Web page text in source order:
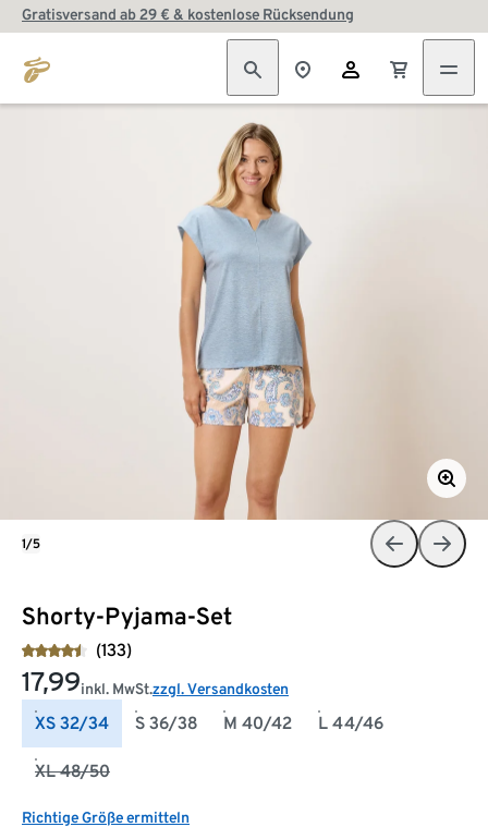
Gratisversand ab 29 € & kostenlose Rücksendung
Shorty-Pyjama-Set
(133)
17,99inkl. MwSt.zzgl. Versandkosten
XS 32/34 S 36/38 M 40/42 L 44/46
XL 48/50
Richtige Größe ermitteln
1/5